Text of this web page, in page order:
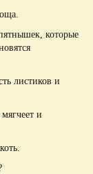
которые
листиков и
и